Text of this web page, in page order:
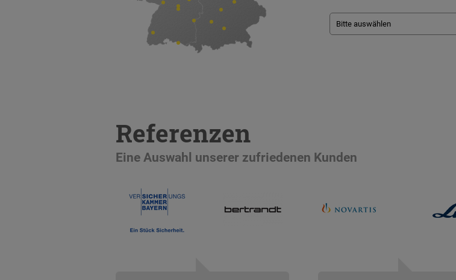
Referenzen
Eine Auswahl unserer zufriedenen Kunden